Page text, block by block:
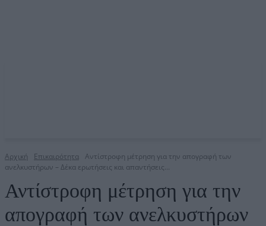
Αρχική Επικαιρότητα Αντίστροφη μέτρηση για την απογραφή των
ανελκυστήρων – Δέκα ερωτήσεις και απαντήσεις...
Αντίστροφη μέτρηση για την
απογραφή των ανελκυστήρων